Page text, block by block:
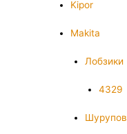
Kipor
Makita
Лобзики
4329